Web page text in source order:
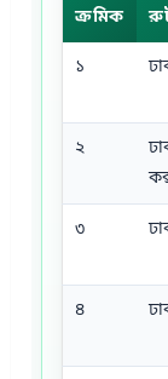
ক্রমিক
১
২
৩
৪